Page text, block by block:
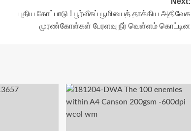
புதிய கோட்பாடு ! பூர்வீகப் பூமியைத் தாக்கிய அதிவேக
முரண்கோள்கள் பேரளவு நீர் வெள்ளம் கொட்டின